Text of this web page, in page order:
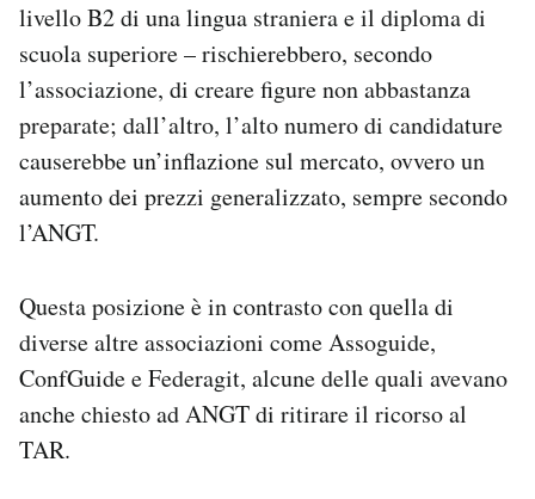
livello B2 di una lingua straniera e il diploma di
scuola superiore – rischierebbero, secondo
l’associazione, di creare figure non abbastanza
preparate; dall’altro, l’alto numero di candidature
causerebbe un’inflazione sul mercato, ovvero un
aumento dei prezzi generalizzato, sempre secondo
l’ANGT.
Questa posizione è in contrasto con quella di
diverse altre associazioni come Assoguide,
ConfGuide e Federagit, alcune delle quali avevano
anche chiesto ad ANGT di ritirare il ricorso al
TAR.